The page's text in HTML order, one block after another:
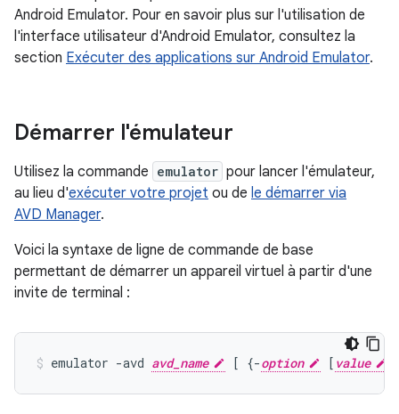
Android Emulator. Pour en savoir plus sur l'utilisation de
l'interface utilisateur d'Android Emulator, consultez la
section Exécuter des applications sur Android Emulator.
Démarrer l'émulateur
Utilisez la commande emulator pour lancer l'émulateur,
au lieu d'exécuter votre projet ou de le démarrer via
AVD Manager.
Voici la syntaxe de ligne de commande de base
permettant de démarrer un appareil virtuel à partir d'une
invite de terminal :
emulator -avd avd_name [ {-option [ value